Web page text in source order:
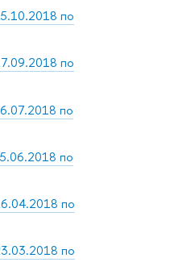
по
по
по
по
по
по